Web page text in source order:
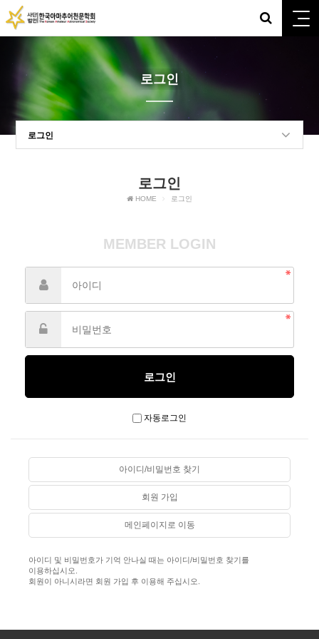
로그인
로그인
로그인
HOME 로그인
MEMBER LOGIN
자동로그인
아이디/비밀번호 찾기
회원 가입
메인페이지로 이동
아이디 및 비밀번호가 기억 안나실 때는 아이디/비밀번호 찾기를
이용하십시오.
회원이 아니시라면 회원 가입 후 이용해 주십시오.